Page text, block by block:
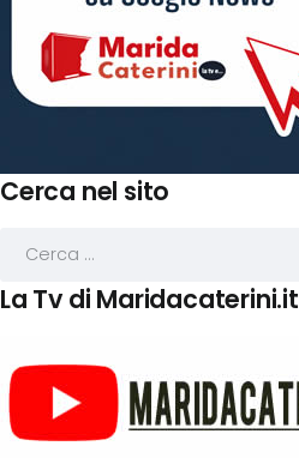
Cerca nel sito
La Tv di Maridacaterini.it